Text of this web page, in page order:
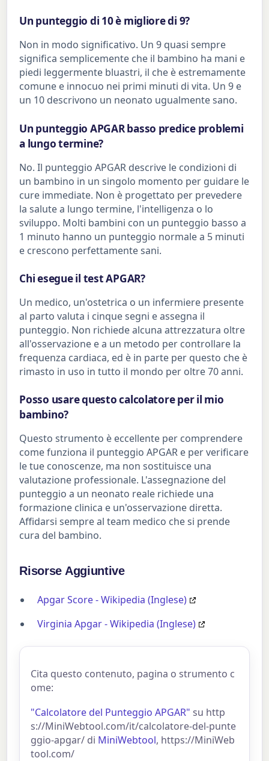
Un punteggio di 10 è migliore di 9?
Non in modo significativo. Un 9 quasi sempre
significa semplicemente che il bambino ha mani e
piedi leggermente bluastri, il che è estremamente
comune e innocuo nei primi minuti di vita. Un 9 e
un 10 descrivono un neonato ugualmente sano.
Un punteggio APGAR basso predice problemi
a lungo termine?
No. Il punteggio APGAR descrive le condizioni di
un bambino in un singolo momento per guidare le
cure immediate. Non è progettato per prevedere
la salute a lungo termine, l'intelligenza o lo
sviluppo. Molti bambini con un punteggio basso a
1 minuto hanno un punteggio normale a 5 minuti
e crescono perfettamente sani.
Chi esegue il test APGAR?
Un medico, un'ostetrica o un infermiere presente
al parto valuta i cinque segni e assegna il
punteggio. Non richiede alcuna attrezzatura oltre
all'osservazione e a un metodo per controllare la
frequenza cardiaca, ed è in parte per questo che è
rimasto in uso in tutto il mondo per oltre 70 anni.
Posso usare questo calcolatore per il mio
bambino?
Questo strumento è eccellente per comprendere
come funziona il punteggio APGAR e per verificare
le tue conoscenze, ma non sostituisce una
valutazione professionale. L'assegnazione del
punteggio a un neonato reale richiede una
formazione clinica e un'osservazione diretta.
Affidarsi sempre al team medico che si prende
cura del bambino.
Risorse Aggiuntive
Apgar Score - Wikipedia (Inglese)
Virginia Apgar - Wikipedia (Inglese)
Cita questo contenuto, pagina o strumento c
ome:
"Calcolatore del Punteggio APGAR" su http
s://MiniWebtool.com/it/calcolatore-del-punte
ggio-apgar/ di MiniWebtool, https://MiniWeb
tool.com/